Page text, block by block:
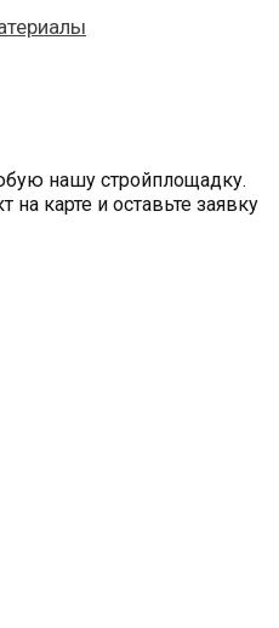
нашу стройплощадку.
карте и оставьте заявку